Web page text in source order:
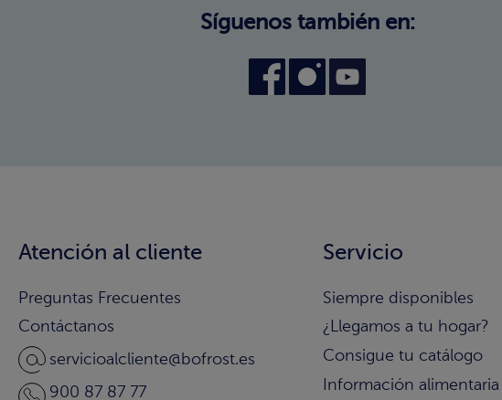
Atención al cliente
Preguntas Frecuentes
Contáctanos
servicioalcliente@bofrost.es
900 87 87 77
Servicio
Siempre disponibles
¿Llegamos a tu hogar?
Consigue tu catálogo
Información alimentaria
Síguenos también en: